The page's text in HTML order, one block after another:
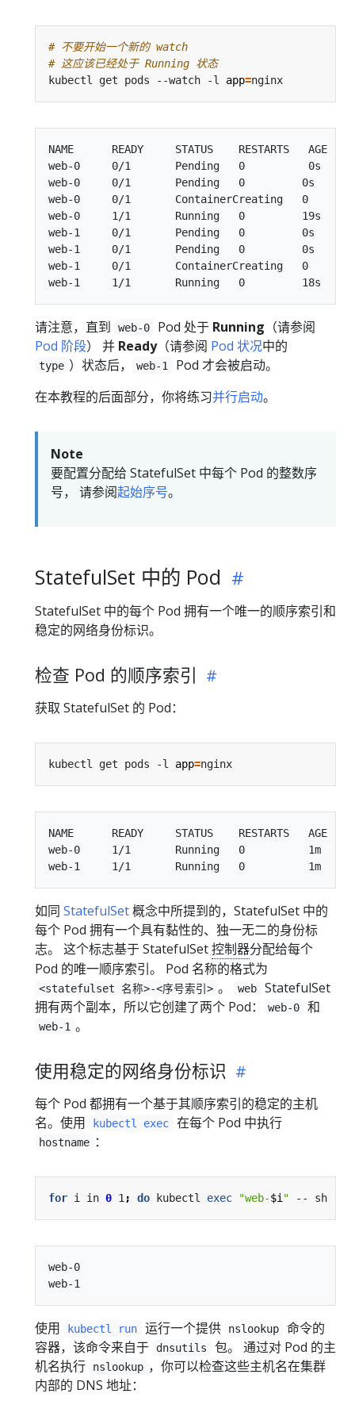
# 不要开始一个新的 watch
# 这应该已经处于 Running 状态
kubectl get pods --watch -l app=
NAME      READY     STATUS    RESTARTS   AGE
web-0     0/1       Pending   0          0s
web-0     0/1       Pending   0         0s
web-0     0/1       ContainerCreating   0
web-0     1/1       Running   0         19s
web-1     0/1       Pending   0         0s
web-1     0/1       Pending   0         0s
web-1     0/1       ContainerCreating   0
请注意，直到 web-0 Pod 处于 Running （请参阅
Pod 阶段） 并 Ready（请参阅 Pod 状况中的
type ）状态后， web-1
Pod 才会被启动。
在本教程的后面部分，你将练习并行启动。
Note
要配置分配给 StatefulSet 中每个 Pod 的整数序
号， 请参阅起始序号。
StatefulSet 中的 Pod
StatefulSet 中的每个 Pod 拥有一个唯一的顺序索引和
稳定的网络身份标识。
检查 Pod 的顺序索引
获取 StatefulSet 的 Pod：
kubectl get pods -l app=
NAME      READY     STATUS    RESTARTS   AGE
web-0     1/1       Running   0          1m
如同 StatefulSet概念中所提到的，StatefulSet 中的
每个 Pod 拥有一个具有黏性的、独一无二的身份标
志。 这个标志基于 StatefulSet控制器分配给每个
Pod 的唯一顺序索引。 Pod 名称的格式为
<statefulset 名称>-<序号索引> 。 web
StatefulSet
拥有两个副本，所以它创建了两个 Pod：
web-0 和
web-1 。
使用稳定的网络身份标识
每个 Pod 都拥有一个基于其顺序索引的稳定的主机
名。使用
kubectl exec 在每个 Pod 中执行
hostname ：
for i in 0 1 ; do kubectl exec "web-$i " -- sh -c
web-0
使用 kubectl run 运行一个提供 nslookup
命令的
容器，该命令来自于
dnsutils
包。 通过对 Pod 的主
机名执行
nslookup ，你可以检查这些主机名在集群
内部的 DNS 地址：